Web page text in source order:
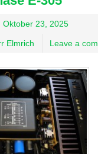
Oktober 23, 2025
Elmrich Leave a